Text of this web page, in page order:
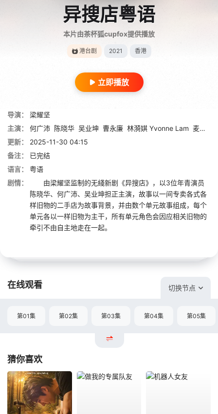
异搜店粤语
本片由茶杯狐cupfox提供播放
港台剧 2021 香港
立即播放
导演：
梁耀坚
主演：
何广沛 陈晓华 吴业坤 曹永廉 林漪娸 Yvonne Lam 麦秋成
更新：
2025-11-30 04:15
备注：
已完结
语言：
粤语
剧情：
由梁耀坚监制的无綫新剧《异搜店》，以3位年青演员
陈晓华、何广沛、吴业坤担正主演，故事以一间专卖各式各
样旧物的二手店为故事背景，并由数个单元故事组成，每个
单元各以一样旧物为主干，所有单元角色会因应相关旧物的
牵引不由自主地走在一起。
在线观看 切换节点
第01集 第02集 第03集 第04集 第05集
猜你喜欢